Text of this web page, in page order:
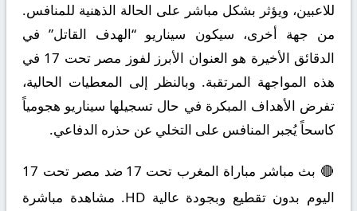
للاعبين، ويؤثر بشكل مباشر على الحالة الذهنية للمنافس.
من جهة أخرى، سيكون سيناريو “الهدف القاتل” في
الدقائق الأخيرة هو العنوان الأبرز لفوز مصر تحت 17 في
هذه المواجهة المرتقبة. وبالنظر إلى المعطيات الحالية،
تفرض الأهداف المبكرة في حال تسجيلها سيناريو هجومياً
كاسحاً يُجبر المنافس على التخلي عن حذره الدفاعي.
🔴 بث مباشر مباراة المغرب تحت 17 ضد مصر تحت 17
اليوم بدون تقطيع وبجودة عالية HD. مشاهدة مباشرة